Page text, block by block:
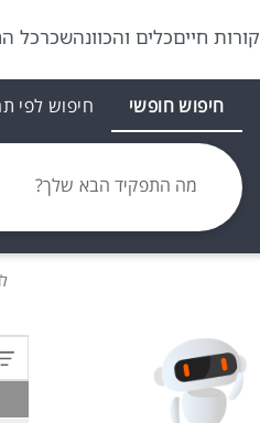
קורות חייםכלים והכוונהשכרכל
חיפוש חופשי חיפוש לפי
מה התפקיד הבא שלך?